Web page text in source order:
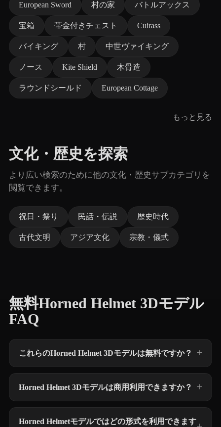
European Sword 村の家 バトルアックス
宝箱 帯金付きチェスト Cuirass
バイキング 村 中世ヴァイキング
ノース Kite Shield 木骨造
ラウンドシールド European Cottage
もっと見る
文化・歴史を探索
より広い検索のために他の文化・歴史サブカテゴリを
閲覧できます。
祝日・祭り 民話・伝説 歴史時代
古代文明 アジア文化 宗教・儀式
無料Horned Helmet 3Dモデル
FAQ
これらのHorned Helmet 3Dモデルは無料ですか？
Horned Helmet 3Dモデルは商用利用できますか？
Horned Helmetモデルではどの形式を利用できます